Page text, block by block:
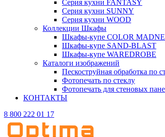
Серия кухни FANTASY
Серия кухни SUNNY
Серия кухни WOOD
Коллекции Шкафы
Шкафы-купе COLOR
Шкафы-купе SAND-BLAST
Шкафы-купе WAREDROBE
Каталоги изображений
Пескоструйная обработка по
Фотопечать по стеклу
Фотопечать для стеновых
КОНТАКТЫ
8 800 222 01 17